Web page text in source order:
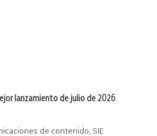
lanzamiento de julio de 2026
de contenido, SIE